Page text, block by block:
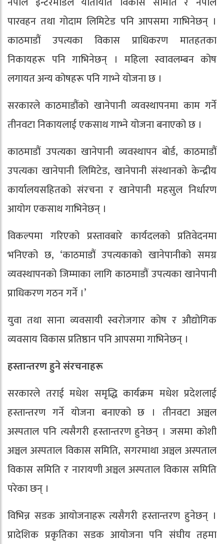
पारवहन तथा गोदाम लिमिटेड पनि आपसमा गाभिनेछन् ।
काठमाडौं उपत्यका विकास प्राधिकरण मातहतका
निकायहरू पनि गाभिनेछन् । महिला स्वावलम्बन कोष
लगायत अन्य कोषहरू पनि गाभ्ने योजना छ ।
सरकारले काठमाडौंको खानेपानी व्यवस्थापनमा काम गर्ने
तीनवटा निकायलाई एकसाथ गाभ्ने योजना बनाएको छ ।
काठमाडौं उपत्यका खानेपानी व्यवस्थापन बोर्ड, काठमाडौं
उपत्यका खानेपानी लिमिटेड, खानेपानी संस्थानको केन्द्रीय
कार्यालयसहितको संरचना र खानेपानी महसुल निर्धारण
आयोग एकसाथ गाभिनेछन् ।
विकल्पमा गरिएको प्रस्तावबारे कार्यदलको प्रतिवेदनमा
भनिएको छ, ‘काठमाडौं उपत्यकाको खानेपानीको समग्र
व्यवस्थापनको जिम्माका लागि काठमाडौं उपत्यका खानेपानी
प्राधिकरण गठन गर्ने ।’
युवा तथा साना व्यवसायी स्वरोजगार कोष र औद्योगिक
व्यवसाय विकास प्रतिष्ठान पनि आपसमा गाभिनेछन् ।
हस्तान्तरण हुने संरचनाहरू
सरकारले तराई मधेश समृद्धि कार्यक्रम मधेश प्रदेशलाई
हस्तान्तरण गर्ने योजना बनाएको छ । तीनवटा अञ्चल
अस्पताल पनि त्यसैगरी हस्तान्तरण हुनेछन् । जसमा कोशी
अञ्चल अस्पताल विकास समिति, सगरमाथा अञ्चल अस्पताल
विकास समिति र नारायणी अञ्चल अस्पताल विकास समिति
परेका छन् ।
विभिन्न सडक आयोजनाहरू त्यसैगरी हस्तान्तरण हुनेछन् ।
प्रादेशिक प्रकृतिका सडक आयोजना पनि संघीय तहमा